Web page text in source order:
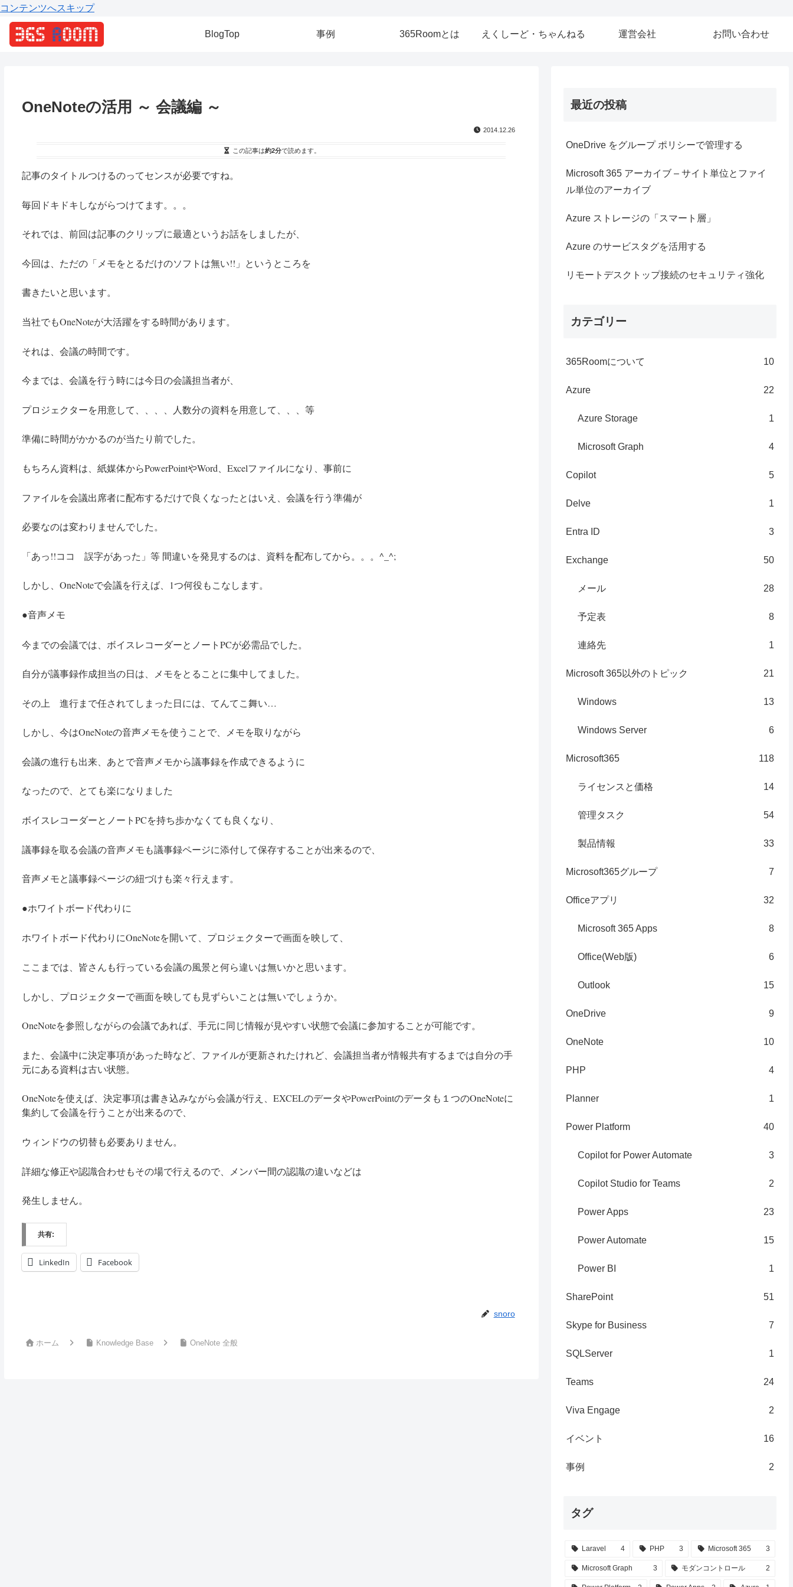
コンテンツへスキップ
BlogTop 事例 365Roomとは えくしーど・ちゃんねる 運営会社 お問い合わせ
OneNoteの活用 ～ 会議編 ～
2014.12.26
この記事は約2分で読めます。
記事のタイトルつけるのってセンスが必要ですね。
毎回ドキドキしながらつけてます。。。
それでは、前回は記事のクリップに最適というお話をしましたが、
今回は、ただの「メモをとるだけのソフトは無い!!」というところを
書きたいと思います。
当社でもOneNoteが大活躍をする時間があります。
それは、会議の時間です。
今までは、会議を行う時には今日の会議担当者が、
プロジェクターを用意して、、、、人数分の資料を用意して、、、等
準備に時間がかかるのが当たり前でした。
もちろん資料は、紙媒体からPowerPointやWord、Excelファイルになり、事前に
ファイルを会議出席者に配布するだけで良くなったとはいえ、会議を行う準備が
必要なのは変わりませんでした。
「あっ!!ココ 誤字があった」等 間違いを発見するのは、資料を配布してから。。。 ^_^;
しかし、OneNoteで会議を行えば、1つ何役もこなします。
●音声メモ
今までの会議では、ボイスレコーダーとノートPCが必需品でした。
自分が議事録作成担当の日は、メモをとることに集中してました。
その上 進行まで任されてしまった日には、てんてこ舞い…
しかし、今はOneNoteの音声メモを使うことで、メモを取りながら
会議の進行も出来、あとで音声メモから議事録を作成できるように
なったので、とても楽になりました
ボイスレコーダーとノートPCを持ち歩かなくても良くなり、
議事録を取る会議の音声メモも議事録ページに添付して保存することが出来るので、
音声メモと議事録ページの紐づけも楽々行えます。
●ホワイトボード代わりに
ホワイトボード代わりにOneNoteを開いて、プロジェクターで画面を映して、
ここまでは、皆さんも行っている会議の風景と何ら違いは無いかと思います。
しかし、プロジェクターで画面を映しても見ずらいことは無いでしょうか。
OneNoteを参照しながらの会議であれば、手元に同じ情報が見やすい状態で会議に参加することが可能です。
また、会議中に決定事項があった時など、ファイルが更新されたけれど、会議担当者が情報共有するまでは自分の手
元にある資料は古い状態。
OneNoteを使えば、決定事項は書き込みながら会議が行え、EXCELのデータやPowerPointのデータも１つのOneNoteに
集約して会議を行うことが出来るので、
ウィンドウの切替も必要ありません。
詳細な修正や認識合わせもその場で行えるので、メンバー間の認識の違いなどは
発生しません。
共有:
LinkedIn Facebook
snoro
ホーム Knowledge Base OneNote 全般
最近の投稿
OneDrive をグループ ポリシーで管理する
Microsoft 365 アーカイブ – サイト単位とファイ
ル単位のアーカイブ
Azure ストレージの「スマート層」
Azure のサービスタグを活用する
リモートデスクトップ接続のセキュリティ強化
カテゴリー
365Roomについて 10
Azure 22
Azure Storage 1
Microsoft Graph 4
Copilot 5
Delve 1
Entra ID 3
Exchange 50
メール 28
予定表 8
連絡先 1
Microsoft 365以外のトピック 21
Windows 13
Windows Server 6
Microsoft365 118
ライセンスと価格 14
管理タスク 54
製品情報 33
Microsoft365グループ 7
Officeアプリ 32
Microsoft 365 Apps 8
Office(Web版) 6
Outlook 15
OneDrive 9
OneNote 10
PHP 4
Planner 1
Power Platform 40
Copilot for Power Automate 3
Copilot Studio for Teams 2
Power Apps 23
Power Automate 15
Power BI 1
SharePoint 51
Skype for Business 7
SQLServer 1
Teams 24
Viva Engage 2
イベント 16
事例 2
タグ
Laravel 4 PHP 3 Microsoft 365 3
Microsoft Graph 3 モダンコントロール 2